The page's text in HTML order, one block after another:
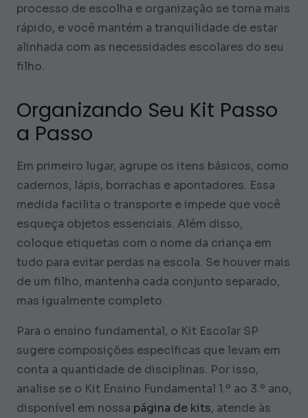
processo de escolha e organização se torna mais
rápido, e você mantém a tranquilidade de estar
alinhada com as necessidades escolares do seu
filho.
Organizando Seu Kit Passo
a Passo
Em primeiro lugar, agrupe os itens básicos, como
cadernos, lápis, borrachas e apontadores. Essa
medida facilita o transporte e impede que você
esqueça objetos essenciais. Além disso,
coloque etiquetas com o nome da criança em
tudo para evitar perdas na escola. Se houver mais
de um filho, mantenha cada conjunto separado,
mas igualmente completo.
Para o ensino fundamental, o Kit Escolar SP
sugere composições específicas que levam em
conta a quantidade de disciplinas. Por isso,
analise se o Kit Ensino Fundamental 1.º ao 3.º ano,
disponível em nossa página de kits, atende às